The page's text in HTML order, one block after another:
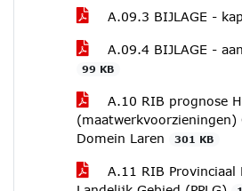
A.09.3 BIJLAGE -
A.09.4 BIJLAGE -
99 KB
A.10 RIB prognose
(maatwerkvoorzieningen)
Domein Laren
301 KB
A.11 RIB Provinciaal